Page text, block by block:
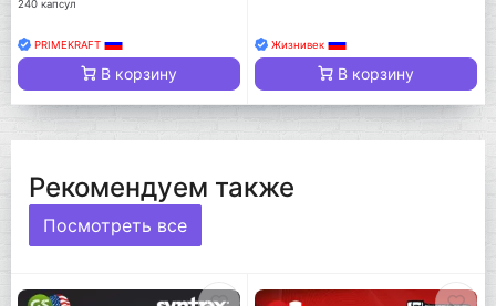
240 капсул
PRIMEKRAFT
В корзину
Жизнивек
В корзину
Рекомендуем также
Посмотреть все